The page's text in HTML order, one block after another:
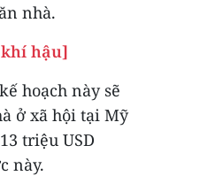
nhà.
hậu]
hoạch này sẽ
ở xã hội tại Mỹ
triệu USD
này.